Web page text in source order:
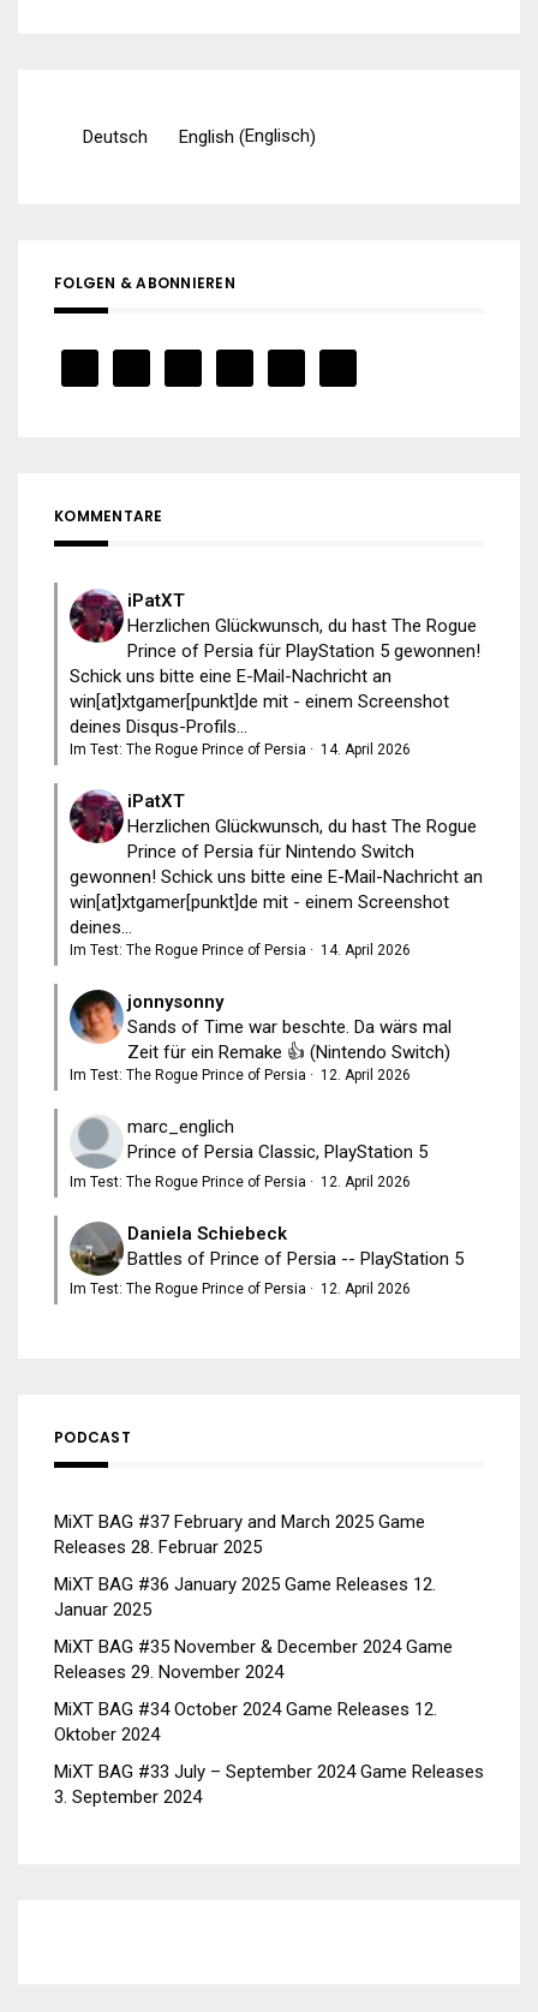
Deutsch English (Englisch)
FOLGEN & ABONNIEREN
KOMMENTARE
iPatXT
Herzlichen Glückwunsch, du hast The Rogue
Prince of Persia für PlayStation 5 gewonnen!
Schick uns bitte eine E-Mail-Nachricht an
win[at]xtgamer[punkt]de mit - einem Screenshot
deines Disqus-Profils...
Im Test: The Rogue Prince of Persia · 14. April 2026
iPatXT
Herzlichen Glückwunsch, du hast The Rogue
Prince of Persia für Nintendo Switch
gewonnen! Schick uns bitte eine E-Mail-Nachricht an
win[at]xtgamer[punkt]de mit - einem Screenshot
deines...
Im Test: The Rogue Prince of Persia · 14. April 2026
jonnysonny
Sands of Time war beschte. Da wärs mal
Zeit für ein Remake 👍 (Nintendo Switch)
Im Test: The Rogue Prince of Persia · 12. April 2026
marc_englich
Prince of Persia Classic, PlayStation 5
Im Test: The Rogue Prince of Persia · 12. April 2026
Daniela Schiebeck
Battles of Prince of Persia -- PlayStation 5
Im Test: The Rogue Prince of Persia · 12. April 2026
PODCAST
MiXT BAG #37 February and March 2025 Game
Releases 28. Februar 2025
MiXT BAG #36 January 2025 Game Releases 12.
Januar 2025
MiXT BAG #35 November & December 2024 Game
Releases 29. November 2024
MiXT BAG #34 October 2024 Game Releases 12.
Oktober 2024
MiXT BAG #33 July – September 2024 Game Releases
3. September 2024